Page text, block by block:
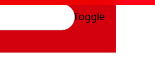
Toggle